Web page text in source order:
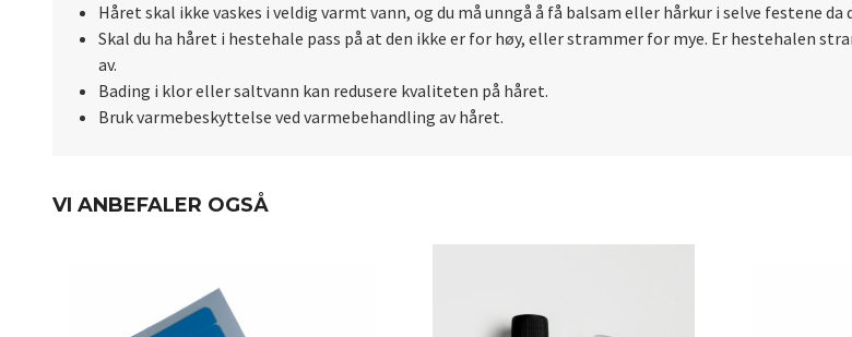
Håret skal ikke vaskes i veldig varmt vann, og du må unngå å få balsam eller hårkur i selve festene da
Skal du ha håret i hestehale pass på at den ikke er for høy, eller strammer for mye. Er hestehalen
av.
Bading i klor eller saltvann kan redusere kvaliteten på håret.
Bruk varmebeskyttelse ved varmebehandling av håret.
VI ANBEFALER OGSÅ